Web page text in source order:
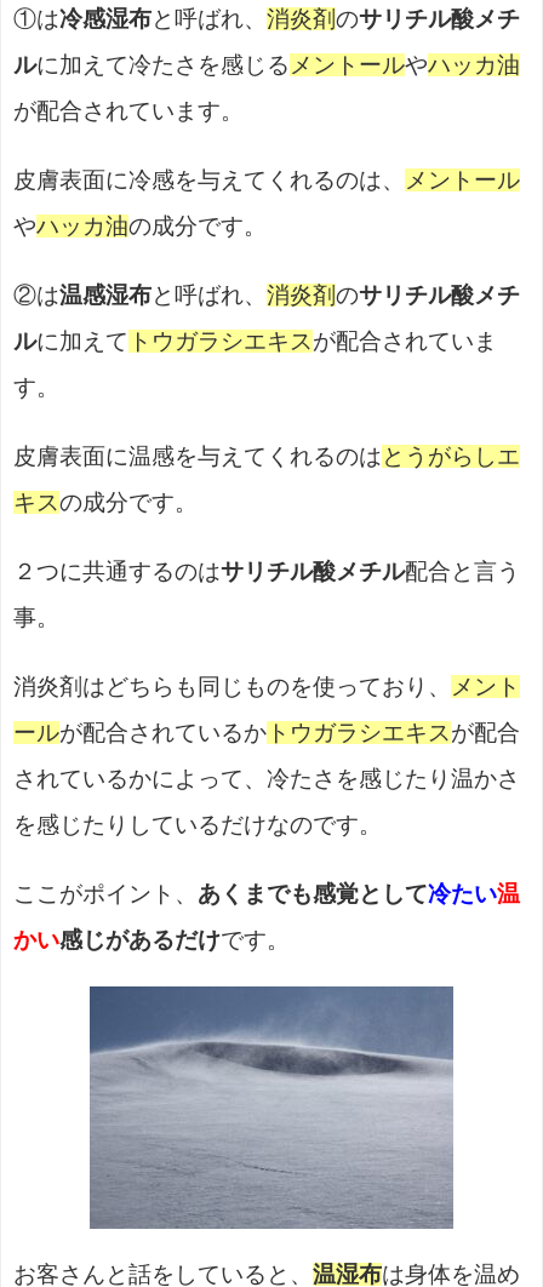
①は冷感湿布と呼ばれ、 消炎剤 のサリチル酸メチ
ルに加えて冷たさを感じる メントールやハッカ油
が配合されています。
皮膚表面に冷感を与えてくれるのは、
メントール
やハッカ油の成分です。
②は温感湿布と呼ばれ、 消炎剤 のサリチル酸メチ
ルに加えて トウガラシエキス が配合されていま
す。
皮膚表面に温感を与えてくれるのは とうがらしエ
キスの成分です。
２つに共通するのはサリチル酸メチル配合と言う
事。
消炎剤はどちらも同じものを使っており、
メント
ールが配合されているか トウガラシエキス が配合
されているかによって、冷たさを感じたり温かさ
を感じたりしているだけなのです。
ここがポイント、 あくまでも感覚として冷たい温
かい感じがあるだけです。
お客さんと話をしていると、 温湿布は身体を温め